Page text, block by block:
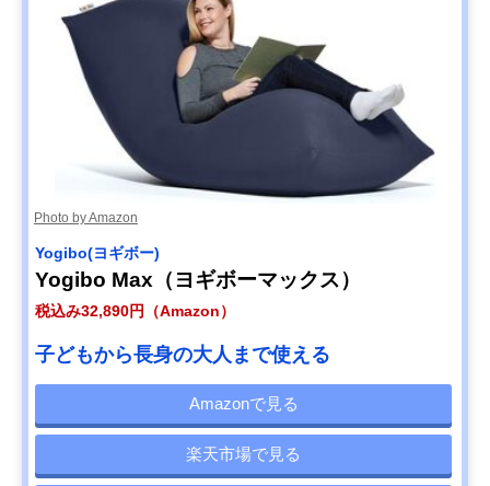
Photo by Amazon
‎Yogibo(ヨギボー)
Yogibo Max（ヨギボーマックス）
税込み32,890円（Amazon）
子どもから長身の大人まで使える
Amazonで見る
楽天市場で見る